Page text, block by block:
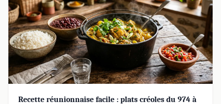
Recette réunionnaise facile : plats créoles du 974 à